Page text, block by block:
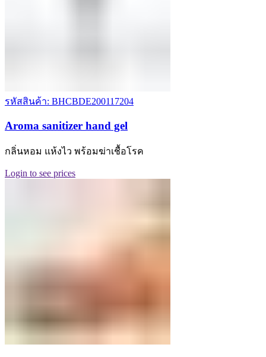
รหัสสินค้า: BHCBDE200117204
Aroma sanitizer hand gel
กลิ่นหอม แห้งไว พร้อมฆ่าเชื้อโรค
Login to see prices